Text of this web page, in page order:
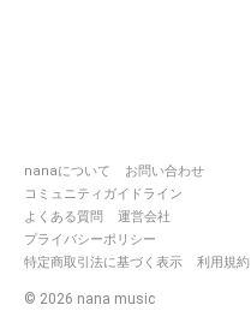
nanaについて
お問い合わせ
コミュニティガイドライン
よくある質問
運営会社
プライバシーポリシー
特定商取引法に基づく表示
利用規約
© 2026 nana music